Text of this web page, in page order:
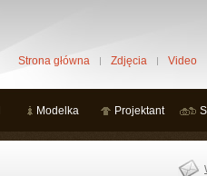
Strona główna Zdjęcia Video
Modelka Projektant